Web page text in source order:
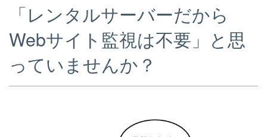
「レンタルサーバーだから
Webサイト監視は不要」と思
っていませんか？